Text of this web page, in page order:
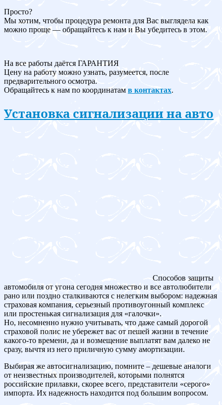
Просто?
Мы хотим, чтобы процедура ремонта для Вас выглядела как
можно проще — обращайтесь к нам и Вы убедитесь в этом.
На все работы даётся ГАРАНТИЯ
Цену на работу можно узнать, разумеется, после
предварительного осмотра.
Обращайтесь к нам по координатам в контактах.
Установка сигнализации на авто
Способов защиты
автомобиля от угона сегодня множество и все автолюбители
рано или поздно сталкиваются с нелегким выбором: надежная
страховая компания, серьезный противоугонный комплекс
или простенькая сигнализация для «галочки».
Но, несомненно нужно учитывать, что даже самый дорогой
страховой полис не убережет вас от пешей жизни в течение
какого-то времени, да и возмещение выплатят вам далеко не
сразу, вычтя из него приличную сумму амортизации.
Выбирая же автосигнализацию, помните – дешевые аналоги
от неизвестных производителей, которыми полнятся
российские прилавки, скорее всего, представители «серого»
импорта. Их надежность находится под большим вопросом.